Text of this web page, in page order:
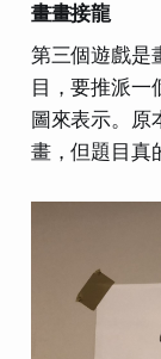
畫畫接龍
第三個遊戲是
目，要推派一
圖來表示。原
畫，但題目真